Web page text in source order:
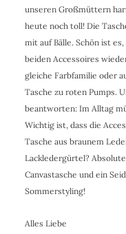
unseren Großmüttern
heute noch toll! Die
mit auf Bälle. Schön ist
beiden Accessoires
gleiche Farbfamilie oder
Tasche zu roten Pumps.
beantworten: Im Alltag
Wichtig ist, dass die
Tasche aus braunem
Lackledergürtel?
Canvastasche und ein
Sommerstyling!
Alles Liebe